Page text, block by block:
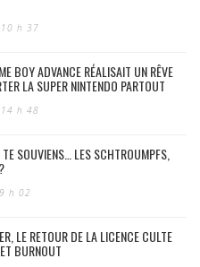
h 37
BOY ADVANCE RÉALISAIT UN RÊVE
LA SUPER NINTENDO PARTOUT
h 48
SOUVIENS… LES SCHTROUMPFS,
h 02
LE RETOUR DE LA LICENCE CULTE
BURNOUT